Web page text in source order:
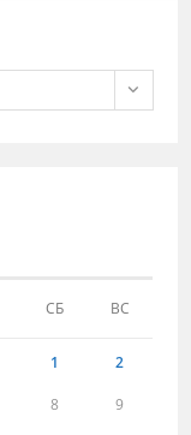
СБ ВС
1 2
8 9